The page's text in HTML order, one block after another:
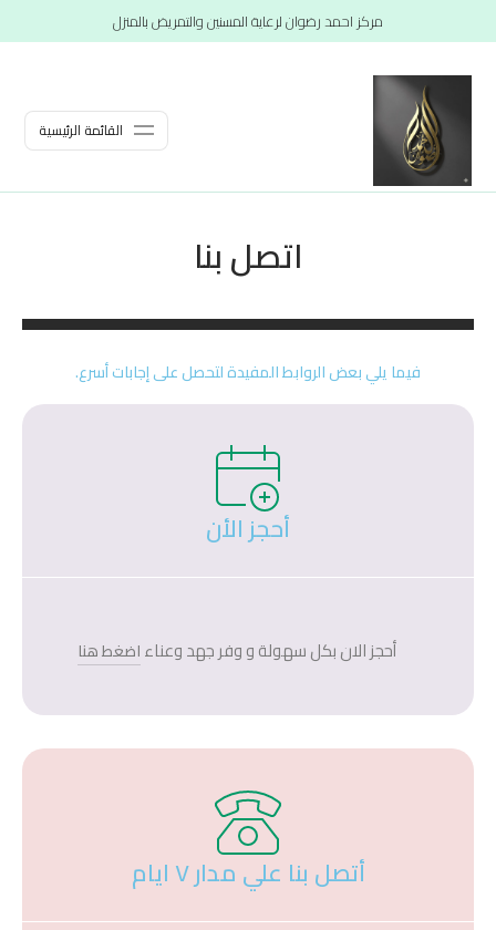
مركز احمد رضوان لرعاية المسنين والتمريض بالمنزل
القائمة الرئيسية
اتصل بنا
فيما يلي بعض الروابط المفيدة لتحصل على إجابات أسرع.
أحجز الأن
أحجز الان بكل سهولة و وفر جهد وعناءاضغط هنا
أتصل بنا علي مدار ٧ ايام